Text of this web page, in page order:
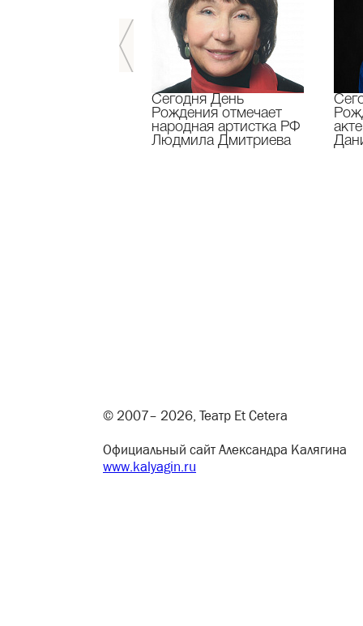
Сегодня День
Рождения отмечает
народная артистка РФ
Людмила Дмитриева
© 2007– 2026, Театр Et Cetera
Официальный сайт Александра Калягина
www.kalyagin.ru